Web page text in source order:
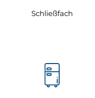
Schließfach